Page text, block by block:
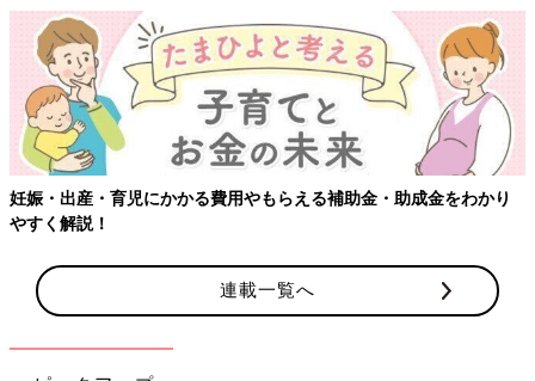
出典：Instagramアカウント「happy.life627」
happy.life627さんはトイレ内に「ルック まめピカ」を常備して
いるそう。以前から愛用していて、こまめにシュッとして拭き掃
除をする方法が自分に合っているんだとか！無理なくこそうじ
（小掃除）できる方法を見つけられると家事もラクになりますね
♪
トイレブラシいらずで掃除の頻度がアップ
・育児にかかる費用やもらえる補助金・助成金をわかり
！
【ワク
連載一覧へ